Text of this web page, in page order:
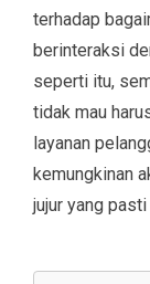
terhadap
berinteraksi
seperti itu,
tidak mau
layanan
kemungkinan
jujur yang